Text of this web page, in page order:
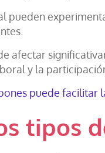
pueden
afectar
y la
puede facilitar
tipos